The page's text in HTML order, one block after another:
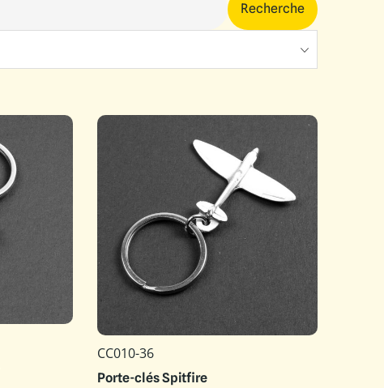
Recherche
CC010-36
Porte-clés Spitfire